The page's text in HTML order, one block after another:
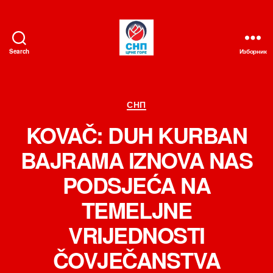
Search Изборник
Категорије
СНП
KOVAČ: DUH KURBAN
BAJRAMA IZNOVA NAS
PODSJEĆA NA
TEMELJNE
VRIJEDNOSTI
ČOVJEČANSTVA